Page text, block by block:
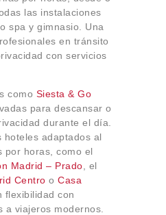
las instalaciones
spa y gimnasio. Una
en tránsito
con servicios
como Siesta & Go
para descansar o
durante el día.
hoteles adaptados al
por horas, como el
Madrid – Prado , el
Centro o Casa
flexibilidad con
a viajeros modernos.